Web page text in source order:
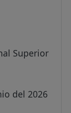
Superior
del 2026